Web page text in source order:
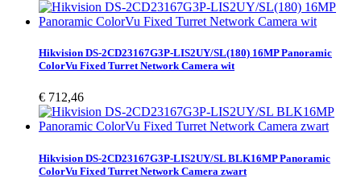
Hikvision DS-2CD23167G3P-LIS2UY/SL(180) 16MP Panoramic
ColorVu Fixed Turret Network Camera wit
€ 712,46
Hikvision DS-2CD23167G3P-LIS2UY/SL BLK16MP Panoramic
ColorVu Fixed Turret Network Camera zwart